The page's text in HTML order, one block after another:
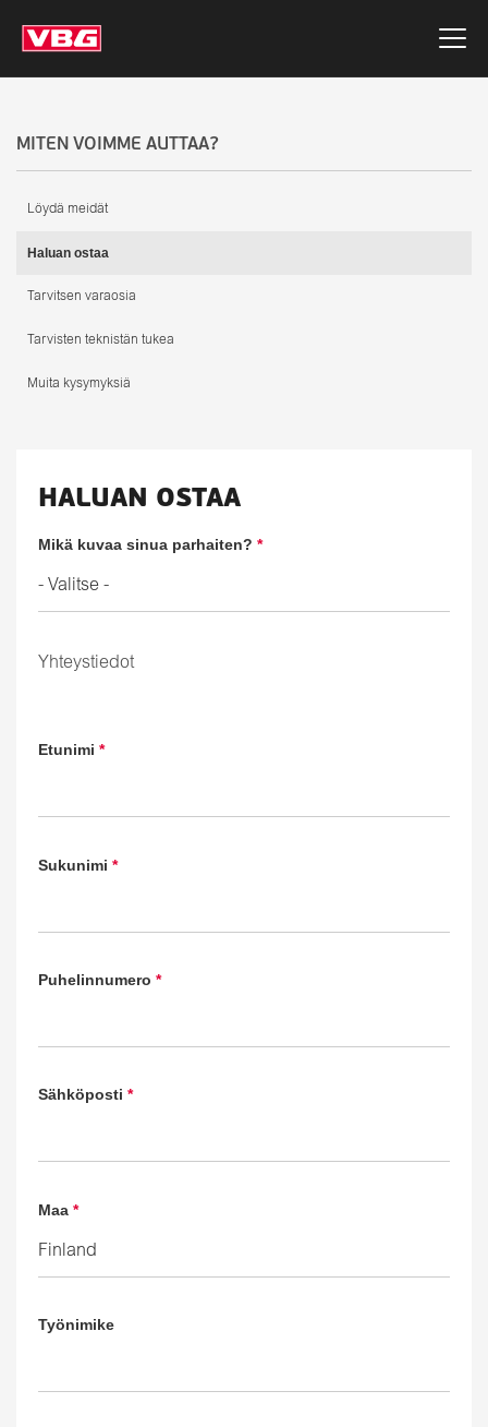
MITEN VOIMME AUTTAA?
Löydä meidät
Haluan ostaa
Tarvitsen varaosia
Tarvisten teknistän tukea
Muita kysymyksiä
HALUAN OSTAA
Mikä kuvaa sinua parhaiten? *
Yhteystiedot
Etunimi *
Sukunimi *
Puhelinnumero *
Sähköposti *
Maa *
Työnimike